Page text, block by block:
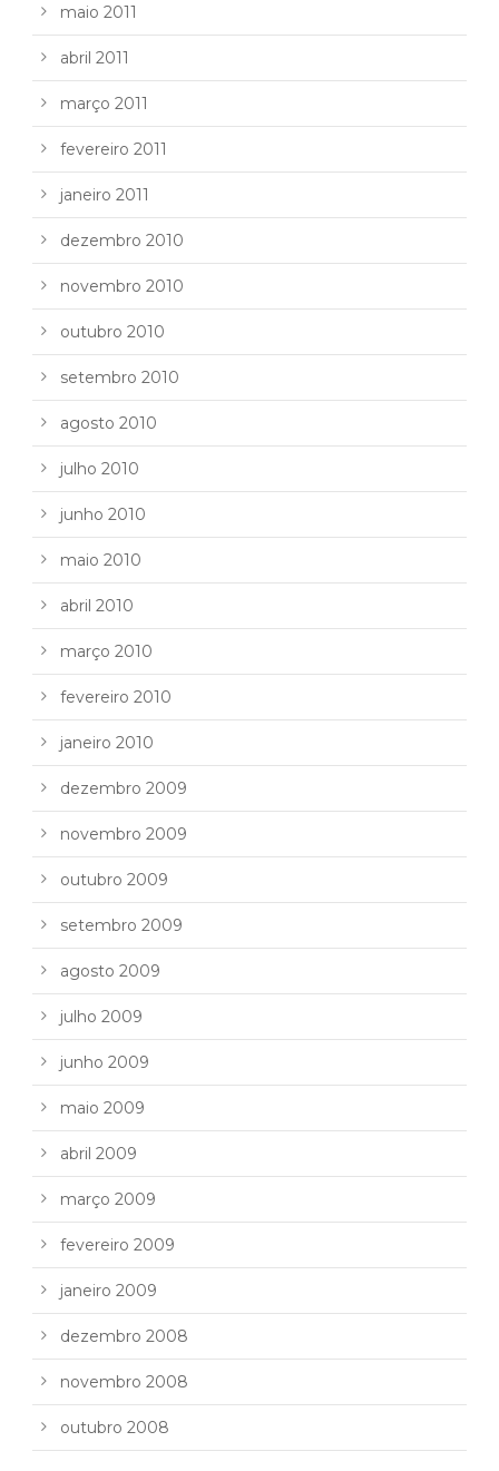
maio 2011
abril 2011
março 2011
fevereiro 2011
janeiro 2011
dezembro 2010
novembro 2010
outubro 2010
setembro 2010
agosto 2010
julho 2010
junho 2010
maio 2010
abril 2010
março 2010
fevereiro 2010
janeiro 2010
dezembro 2009
novembro 2009
outubro 2009
setembro 2009
agosto 2009
julho 2009
junho 2009
maio 2009
abril 2009
março 2009
fevereiro 2009
janeiro 2009
dezembro 2008
novembro 2008
outubro 2008